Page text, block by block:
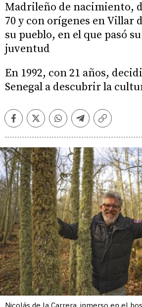
Madrileño de nacimiento,
70 y con orígenes en Villar
su pueblo, en el que pasó
juventud
En 1992, con 21 años,
Senegal a descubrir la
FacebookTwitterWhatsappTelegramCopiar
Nicolás de la Carrera, inmerso en el